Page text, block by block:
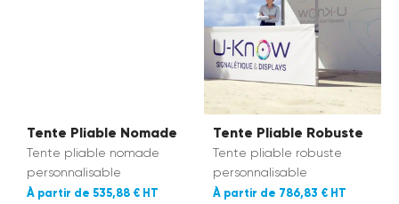
Tente Pliable Nomade
Tente pliable nomade
personnalisable
535,88 €
Tente Pliable Robuste
Tente pliable robuste
personnalisable
786,83 €